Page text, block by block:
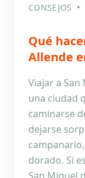
CONSEJOS
Qué
Allende
Viajar a
una ciudad
caminarse
dejarse
dorado. Si